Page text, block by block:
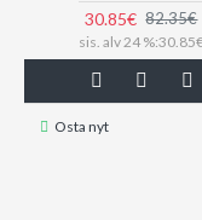
30.85€ 82.35€
sis. alv 24
Osta nyt